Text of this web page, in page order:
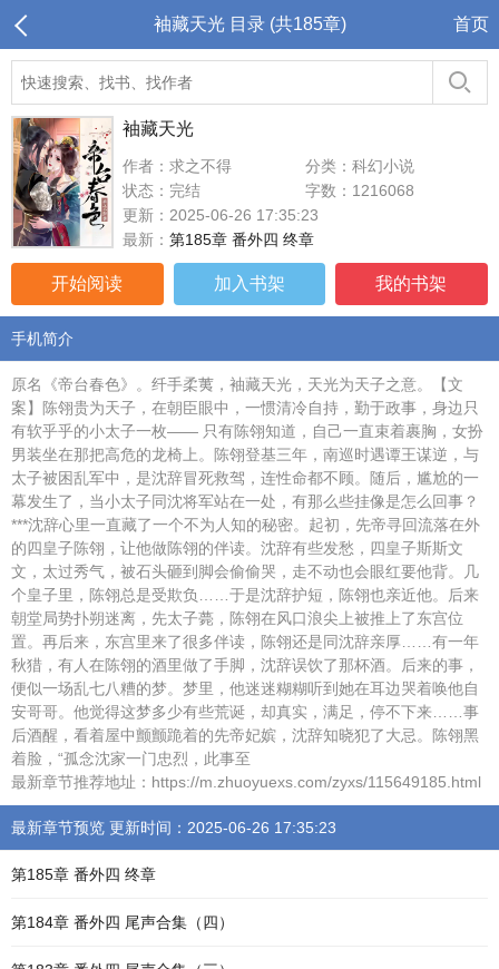
袖藏天光 目录 (共185章) 首页
袖藏天光
作者：求之不得
分类：科幻小说
状态：完结
字数：1216068
更新：2025-06-26 17:35:23
最新： 第185章 番外四 终章
开始阅读 加入书架 我的书架
手机简介
原名《帝台春色》。纤手柔荑，袖藏天光，天光为天子之意。【文
案】陈翎贵为天子，在朝臣眼中，一惯清冷自持，勤于政事，身边只
有软乎乎的小太子一枚—— 只有陈翎知道，自己一直束着裹胸，女扮
男装坐在那把高危的龙椅上。陈翎登基三年，南巡时遇谭王谋逆，与
太子被困乱军中，是沈辞冒死救驾，连性命都不顾。随后，尴尬的一
幕发生了，当小太子同沈将军站在一处，有那么些挂像是怎么回事？
***沈辞心里一直藏了一个不为人知的秘密。起初，先帝寻回流落在外
的四皇子陈翎，让他做陈翎的伴读。沈辞有些发愁，四皇子斯斯文
文，太过秀气，被石头砸到脚会偷偷哭，走不动也会眼红要他背。几
个皇子里，陈翎总是受欺负……于是沈辞护短，陈翎也亲近他。后来
朝堂局势扑朔迷离，先太子薨，陈翎在风口浪尖上被推上了东宫位
置。再后来，东宫里来了很多伴读，陈翎还是同沈辞亲厚……有一年
秋猎，有人在陈翎的酒里做了手脚，沈辞误饮了那杯酒。后来的事，
便似一场乱七八糟的梦。梦里，他迷迷糊糊听到她在耳边哭着唤他自
安哥哥。他觉得这梦多少有些荒诞，却真实，满足，停不下来……事
后酒醒，看着屋中颤颤跪着的先帝妃嫔，沈辞知晓犯了大忌。陈翎黑
着脸，“孤念沈家一门忠烈，此事至
最新章节推荐地址：https://m.zhuoyuexs.com/zyxs/115649185.html
最新章节预览 更新时间：2025-06-26 17:35:23
第185章 番外四 终章
第184章 番外四 尾声合集（四）